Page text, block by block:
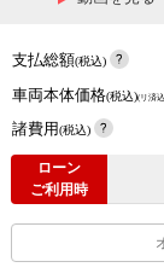
支払総額(税込)
車両本体価格(税込)(リ済
諸費用(税込)
ローン
ご利用時